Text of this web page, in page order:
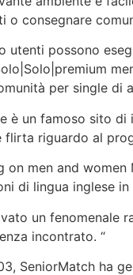
o consegnare
utenti possono
per single di
è un famoso sito
flirta riguardo al
on men and
di lingua inglese
un fenomenale
incontrato. “
SeniorMatch ha